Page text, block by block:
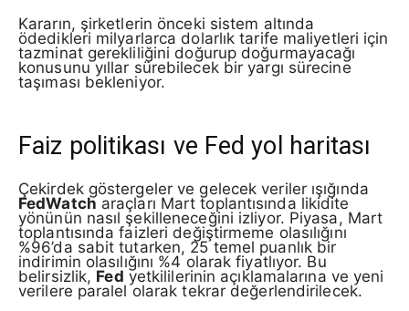
Kararın, şirketlerin önceki sistem altında
ödedikleri milyarlarca dolarlık tarife maliyetleri için
tazminat gerekliliğini doğurup doğurmayacağı
konusunu yıllar sürebilecek bir yargı sürecine
taşıması bekleniyor.
Faiz politikası ve Fed yol haritası
Çekirdek göstergeler ve gelecek veriler ışığında
FedWatch araçları Mart toplantısında likidite
yönünün nasıl şekilleneceğini izliyor. Piyasa, Mart
toplantısında faizleri değiştirmeme olasılığını
%96’da sabit tutarken, 25 temel puanlık bir
indirimin olasılığını %4 olarak fiyatlıyor. Bu
belirsizlik, Fed yetkililerinin açıklamalarına ve yeni
verilere paralel olarak tekrar değerlendirilecek.